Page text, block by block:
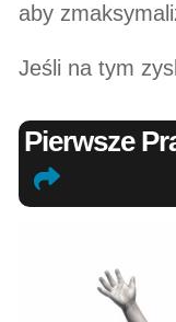
aby
Jeśli na tym
Pierwsze